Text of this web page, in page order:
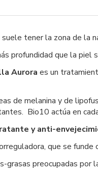
tener la zona de la
profundidad que la piel
Aurora es un
de melanina y de
Bio10 actúa en
y anti-
que se
preocupadas por